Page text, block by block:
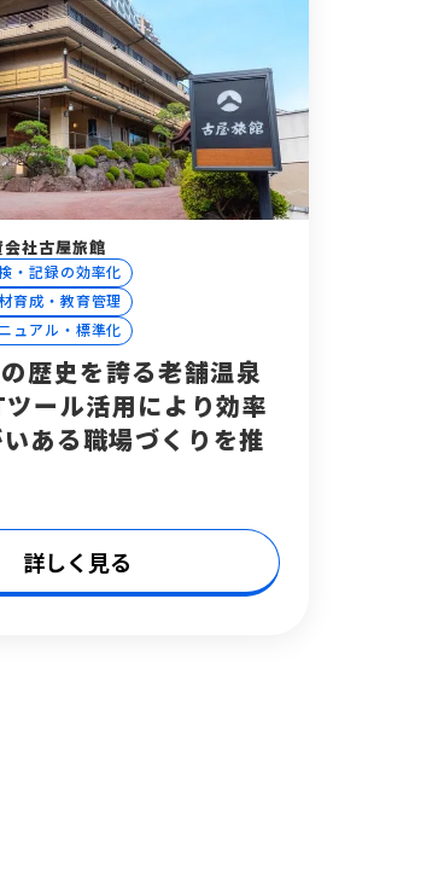
会社古屋旅館
・記録の効率化
育成・教育管理
ュアル・標準化
歴史を誇る老舗温泉
ール活用により効率
ある職場づくりを推
詳しく見る